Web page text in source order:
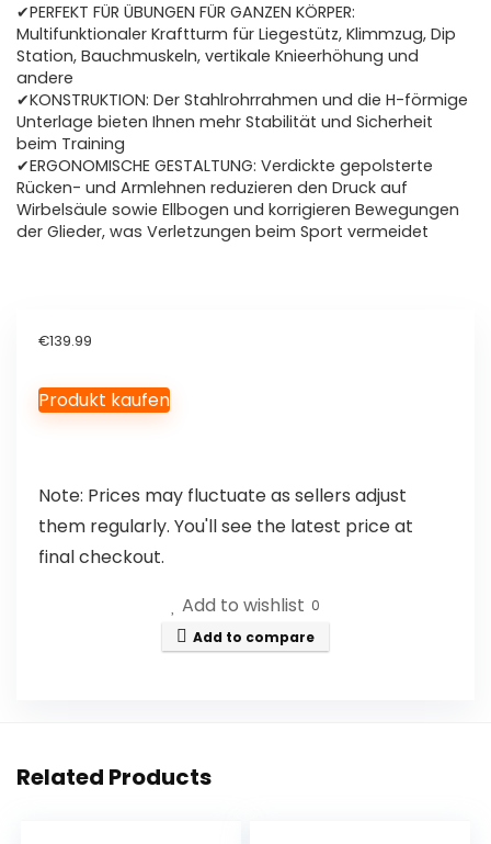
✔PERFEKT FÜR ÜBUNGEN FÜR GANZEN KÖRPER:
Multifunktionaler Kraftturm für Liegestütz, Klimmzug, Dip
Station, Bauchmuskeln, vertikale Knieerhöhung und
andere
✔KONSTRUKTION: Der Stahlrohrrahmen und die H-förmige
Unterlage bieten Ihnen mehr Stabilität und Sicherheit
beim Training
✔ERGONOMISCHE GESTALTUNG: Verdickte gepolsterte
Rücken- und Armlehnen reduzieren den Druck auf
Wirbelsäule sowie Ellbogen und korrigieren Bewegungen
der Glieder, was Verletzungen beim Sport vermeidet
€139.99
Produkt kaufen
Note: Prices may fluctuate as sellers adjust
them regularly. You'll see the latest price at
final checkout.
Add to wishlist 0
Add to compare
Related Products